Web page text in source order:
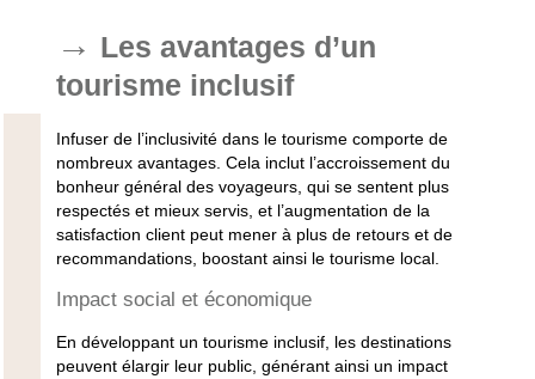
Les avantages d’un
tourisme inclusif
Infuser de l’inclusivité dans le tourisme comporte de
nombreux avantages. Cela inclut l’accroissement du
bonheur général des voyageurs, qui se sentent plus
respectés et mieux servis, et l’augmentation de la
satisfaction client peut mener à plus de retours et de
recommandations, boostant ainsi le tourisme local.
Impact social et économique
En développant un tourisme inclusif, les destinations
peuvent élargir leur public, générant ainsi un impact